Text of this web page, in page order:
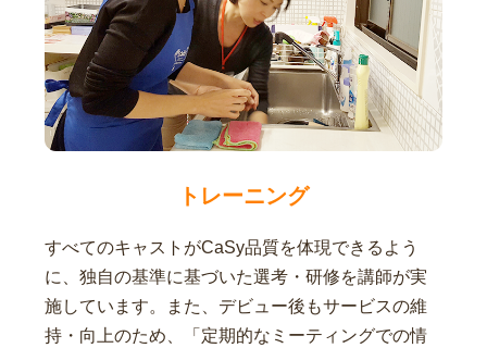
トレーニング
すべてのキャストがCaSy品質を体現できるよう
に、独自の基準に基づいた選考・研修を講師が実
施しています。また、デビュー後もサービスの維
持・向上のため、「定期的なミーティングでの情